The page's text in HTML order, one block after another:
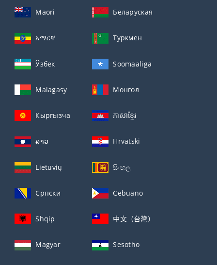
Maori Беларуская
አማርኛ Туркмен
Ўзбек Soomaaliga
Malagasy Монгол
Кыргызча ភាសាខ្មែរ
ລາວ Hrvatski
Lietuvių සිංහල
Српски Cebuano
Shqip 中文（台灣）
Magyar Sesotho